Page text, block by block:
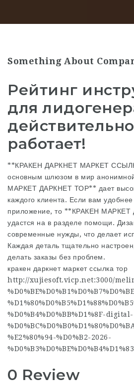
Something About
Рейтинг
для
действительно
работает!
**КРАКЕН ДАРКНЕТ МАРКЕТ
основным шлюзом в мир
МАРКЕТ ДАРКНЕТ ТОР** дает
каждого клиента. Если вам удобнее
приложение, то **КРАКЕН
удастся на в разделе помощи.
современные нужды, что делает
Каждая деталь тщательно
делать заказы без проблем.
кракен даркнет маркет ссылка тор
http://xujiesoft.vicp.net:3000/
%D0%B4%D0%BB%D1%8F-digital-
%E2%80%94-%D0%B2-2026-
0 Review